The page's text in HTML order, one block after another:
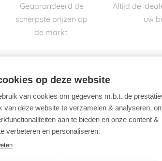
Gegarandeerd de
scherpste prijzen op
de markt.
Altijd de
uw
op deze website
van cookies om gegevens m.b.t. de
van deze website te verzamelen & analyseren,
aan te bieden en onze content &
verbeteren en personaliseren.